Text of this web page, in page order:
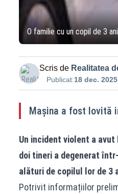
O familie cu un copil de 3
Scris de Realitatea
Publicat:18 dec.
Mașina a fost lovită
Un incident violent a
doi tineri a degenerat
alături de copilul lor de 3
Potrivit informațiilor